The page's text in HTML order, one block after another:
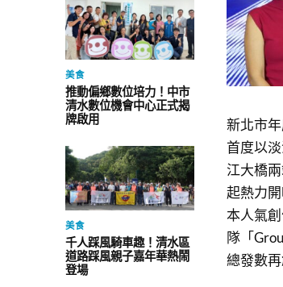
美食
推動偏鄉數位培力！中市
清水數位機會中心正式揭
牌啟用
美食
千人踩風騎車趣！清水區
道路踩風親子嘉年華熱鬧
登場
新北市
首度以
江大橋
起熱力
本人氣
隊「
總發數